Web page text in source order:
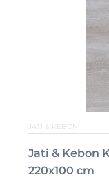
JATI & KEBON
Jati & Kebon
220x100 cm